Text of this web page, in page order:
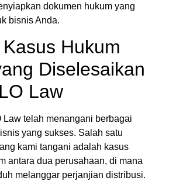
dokumen hukum yang
bisnis Anda.
Hukum
Diselesaikan
Law
Law telah menangani berbagai
yang sukses. Salah satu
kami tangani adalah kasus
antara dua perusahaan, di mana
melanggar perjanjian distribusi.